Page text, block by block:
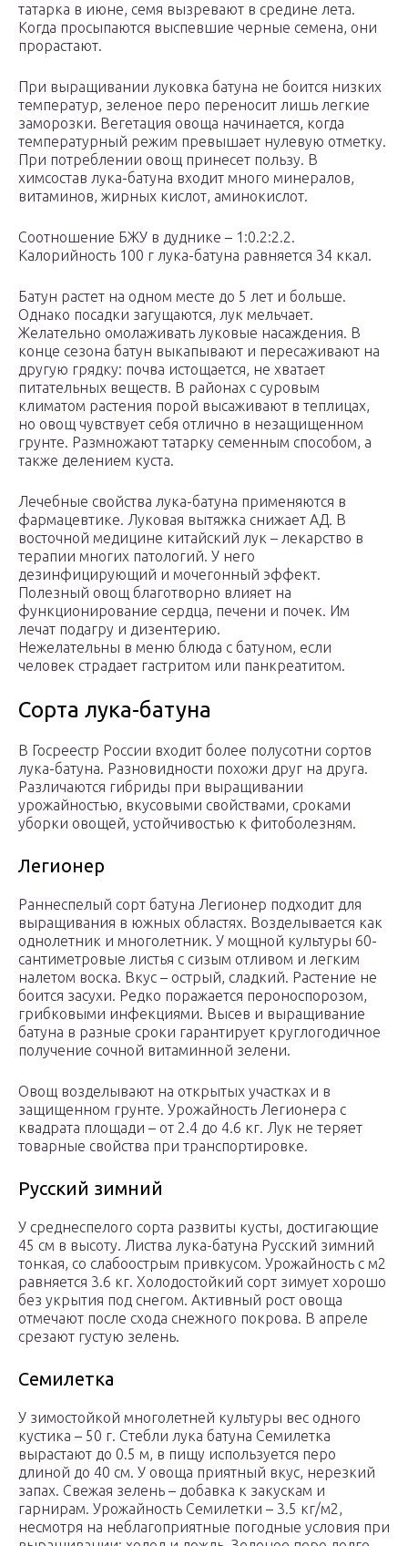
татарка в июне, семя вызревают в средине лета.
Когда просыпаются выспевшие черные семена, они
прорастают.
При выращивании луковка батуна не боится низких
температур, зеленое перо переносит лишь легкие
заморозки. Вегетация овоща начинается, когда
температурный режим превышает нулевую отметку.
При потреблении овощ принесет пользу. В
химсостав лука-батуна входит много минералов,
витаминов, жирных кислот, аминокислот.
Соотношение БЖУ в дуднике – 1:0.2:2.2.
Калорийность 100 г лука-батуна равняется 34 ккал.
Батун растет на одном месте до 5 лет и больше.
Однако посадки загущаются, лук мельчает.
Желательно омолаживать луковые насаждения. В
конце сезона батун выкапывают и пересаживают на
другую грядку: почва истощается, не хватает
питательных веществ. В районах с суровым
климатом растения порой высаживают в теплицах,
но овощ чувствует себя отлично в незащищенном
грунте. Размножают татарку семенным способом, а
также делением куста.
Лечебные свойства лука-батуна применяются в
фармацевтике. Луковая вытяжка снижает АД. В
восточной медицине китайский лук – лекарство в
терапии многих патологий. У него
дезинфицирующий и мочегонный эффект.
Полезный овощ благотворно влияет на
функционирование сердца, печени и почек. Им
лечат подагру и дизентерию.
Нежелательны в меню блюда с батуном, если
человек страдает гастритом или панкреатитом.
Сорта лука-батуна
В Госреестр России входит более полусотни сортов
лука-батуна. Разновидности похожи друг на друга.
Различаются гибриды при выращивании
урожайностью, вкусовыми свойствами, сроками
уборки овощей, устойчивостью к фитоболезням.
Легионер
Раннеспелый сорт батуна Легионер подходит для
выращивания в южных областях. Возделывается как
однолетник и многолетник. У мощной культуры 60-
сантиметровые листья с сизым отливом и легким
налетом воска. Вкус – острый, сладкий. Растение не
боится засухи. Редко поражается пероноспорозом,
грибковыми инфекциями. Высев и выращивание
батуна в разные сроки гарантирует круглогодичное
получение сочной витаминной зелени.
Овощ возделывают на открытых участках и в
защищенном грунте. Урожайность Легионера с
квадрата площади – от 2.4 до 4.6 кг. Лук не теряет
товарные свойства при транспортировке.
Русский зимний
У среднеспелого сорта развиты кусты, достигающие
45 см в высоту. Листва лука-батуна Русский зимний
тонкая, со слабоострым привкусом. Урожайность с м2
равняется 3.6 кг. Холодостойкий сорт зимует хорошо
без укрытия под снегом. Активный рост овоща
отмечают после схода снежного покрова. В апреле
срезают густую зелень.
Семилетка
У зимостойкой многолетней культуры вес одного
кустика – 50 г. Стебли лука батуна Семилетка
вырастают до 0.5 м, в пищу используется перо
длиной до 40 см. У овоща приятный вкус, нерезкий
запах. Свежая зелень – добавка к закускам и
гарнирам. Урожайность Семилетки – 3.5 кг/м2,
несмотря на неблагоприятные погодные условия при